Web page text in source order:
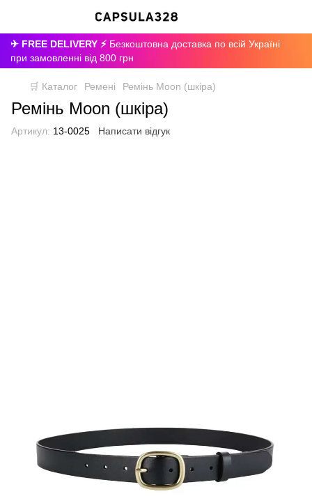
✈ FREE DELIVERY ⚡ Безкоштовна доставка по всій Україні
при замовленні від 800 грн
🛒 Каталог Ремені Ремінь Moon (шкіра)
Ремінь Moon (шкіра)
Артикул: 13-0025 Написати відгук